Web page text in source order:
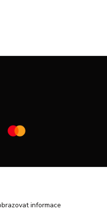
informace